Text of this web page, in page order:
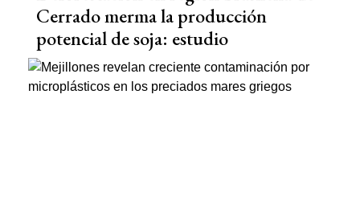
Cerrado merma la producción
potencial de soja: estudio